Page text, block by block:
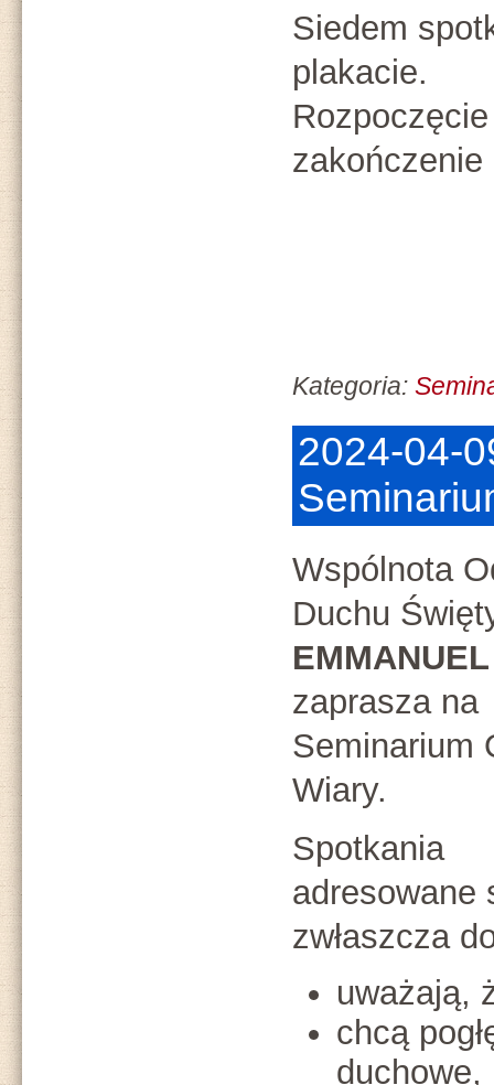
Siedem
plakacie.
Kategoria:
2024-04-
Wspólnota
Duchu
EMMANUEL
zaprasza na
Seminarium
Wiary.
Spotkania
adresowane
zwłaszcza
uważają,
chcą
duchowe,